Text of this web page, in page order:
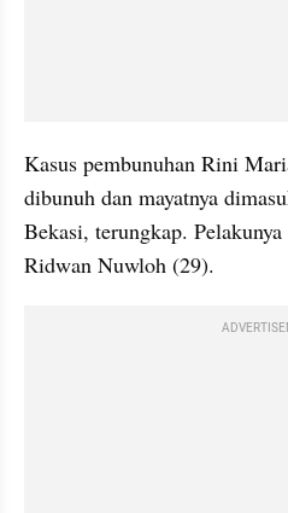
Kasus pembunuhan Rini
dibunuh dan mayatnya
Bekasi, terungkap.
Ridwan Nuwloh (29).